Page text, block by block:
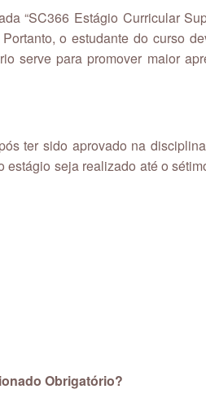
“SC366 Estágio Curricular
o estudante do curso
serve para promover maior
ter sido aprovado na
seja realizado até o
Obrigatório?